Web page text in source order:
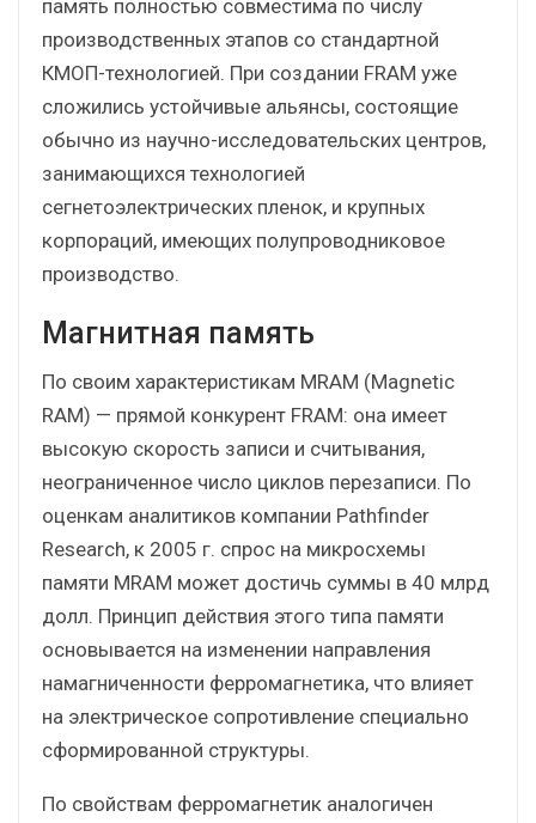
память полностью совместима по числу
производственных этапов со стандартной
КМОП-технологией. При создании FRAM уже
сложились устойчивые альянсы, состоящие
обычно из научно-исследовательских центров,
занимающихся технологией
сегнетоэлектрических пленок, и крупных
корпораций, имеющих полупроводниковое
производство.
Магнитная память
По своим характеристикам MRAM (Magnetic
RAM) — прямой конкурент FRAM: она имеет
высокую скорость записи и считывания,
неограниченное число циклов перезаписи. По
оценкам аналитиков компании Pathfinder
Research, к 2005 г. спрос на микросхемы
памяти MRAM может достичь суммы в 40 млрд
долл. Принцип действия этого типа памяти
основывается на изменении направления
намагниченности ферромагнетика, что влияет
на электрическое сопротивление специально
сформированной структуры.
По свойствам ферромагнетик аналогичен